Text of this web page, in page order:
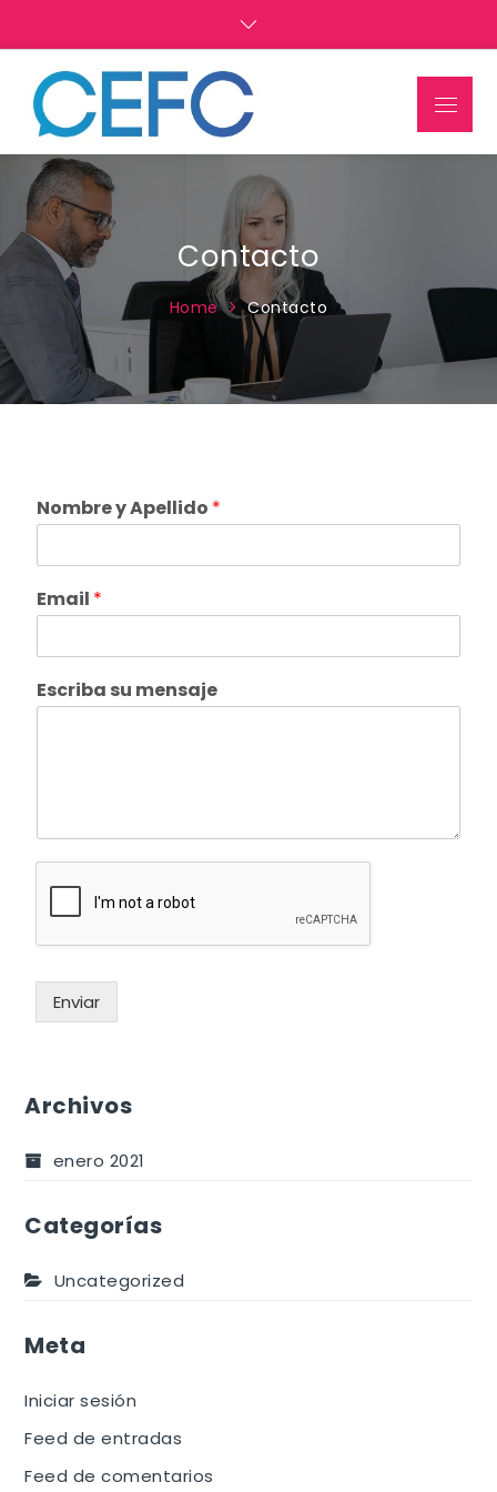
Contacto
Home Contacto
Nombre y Apellido *
Email *
Escriba su mensaje
Enviar
Archivos
enero 2021
Categorías
Uncategorized
Meta
Iniciar sesión
Feed de entradas
Feed de comentarios